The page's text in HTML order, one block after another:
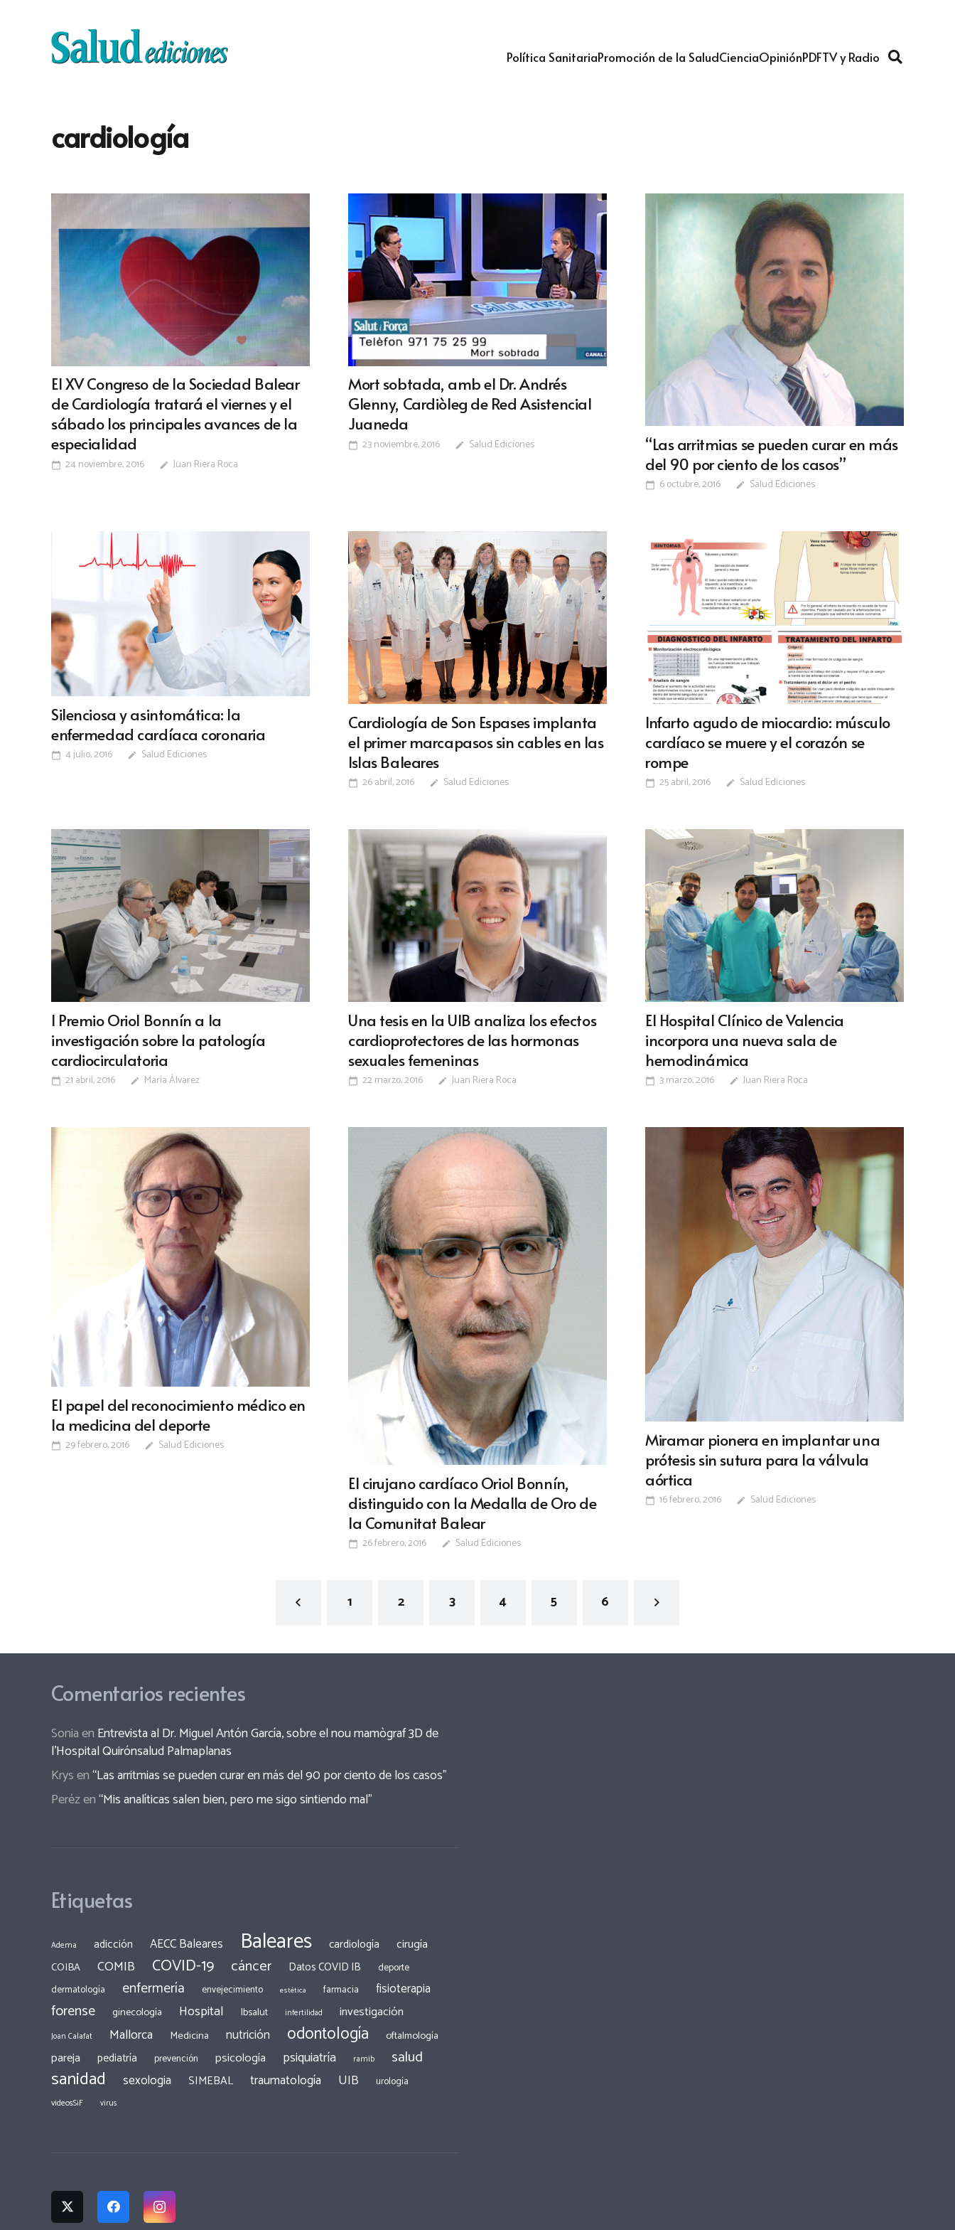
Política SanitariaPromoción de la SaludCienciaOpiniónPDFTV y Radio
cardiología
El XV Congreso de la Sociedad Balear
de Cardiología tratará el viernes y el
sábado los principales avances de la
especialidad
calendar_today 24 noviembre, 2016 edit Juan Riera Roca
Mort sobtada, amb el Dr. Andrés
Glenny, Cardiòleg de Red Asistencial
Juaneda
calendar_today 23 noviembre, 2016 edit Salud Ediciones
“Las arritmias se pueden curar en más
del 90 por ciento de los casos”
calendar_today 6 octubre, 2016 edit Salud Ediciones
Silenciosa y asintomática: la
enfermedad cardíaca coronaria
calendar_today 4 julio, 2016 edit Salud Ediciones
Cardiología de Son Espases implanta
el primer marcapasos sin cables en las
Islas Baleares
calendar_today 26 abril, 2016 edit Salud Ediciones
Infarto agudo de miocardio: músculo
cardíaco se muere y el corazón se
rompe
calendar_today 25 abril, 2016 edit Salud Ediciones
I Premio Oriol Bonnín a la
investigación sobre la patología
cardiocirculatoria
calendar_today 21 abril, 2016 edit María Álvarez
Una tesis en la UIB analiza los efectos
cardioprotectores de las hormonas
sexuales femeninas
calendar_today 22 marzo, 2016 edit Juan Riera Roca
El Hospital Clínico de Valencia
incorpora una nueva sala de
hemodinámica
calendar_today 3 marzo, 2016 edit Juan Riera Roca
El papel del reconocimiento médico en
la medicina del deporte
calendar_today 29 febrero, 2016 edit Salud Ediciones
El cirujano cardíaco Oriol Bonnín,
distinguido con la Medalla de Oro de
la Comunitat Balear
calendar_today 26 febrero, 2016 edit Salud Ediciones
Miramar pionera en implantar una
prótesis sin sutura para la válvula
aórtica
calendar_today 16 febrero, 2016 edit Salud Ediciones
1 2 3 4 5 6
Comentarios recientes
Soniaen Entrevista al Dr. Miguel Antón García, sobre el nou mamògraf 3D de
l’Hospital Quirónsalud Palmaplanas
Krysen“Las arritmias se pueden curar en más del 90 por ciento de los casos”
Perézen“Mis analíticas salen bien, pero me sigo sintiendo mal”
Etiquetas
Adema adicción AECC Baleares Baleares cardiología cirugía
COIBA COMIB COVID-19 cáncer Datos COVID IB
deporte
dermatología
enfermería envejecimiento estética farmacia fisioterapia
forense ginecología Hospital Ibsalut infertilidad investigación
Joan Calafat Mallorca Medicina nutrición odontología oftalmología
pareja pediatría prevención psicología psiquiatría ramib salud
sanidad sexologia SIMEBAL traumatología UIB urología
videosSiF virus